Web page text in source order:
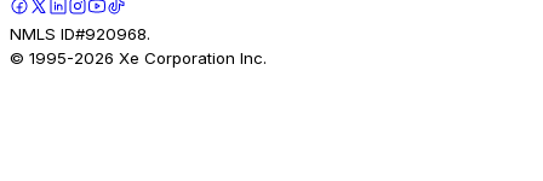
NMLS ID#920968.
© 1995-2026 Xe Corporation Inc.